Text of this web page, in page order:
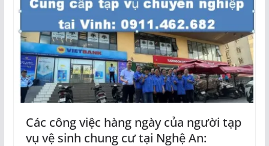
Các công việc hàng ngày của người tạp
vụ vệ sinh chung cư tại Nghệ An: